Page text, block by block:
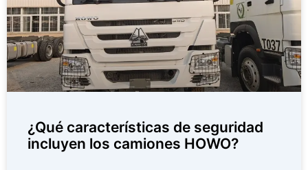
¿Qué características de seguridad
incluyen los camiones HOWO?